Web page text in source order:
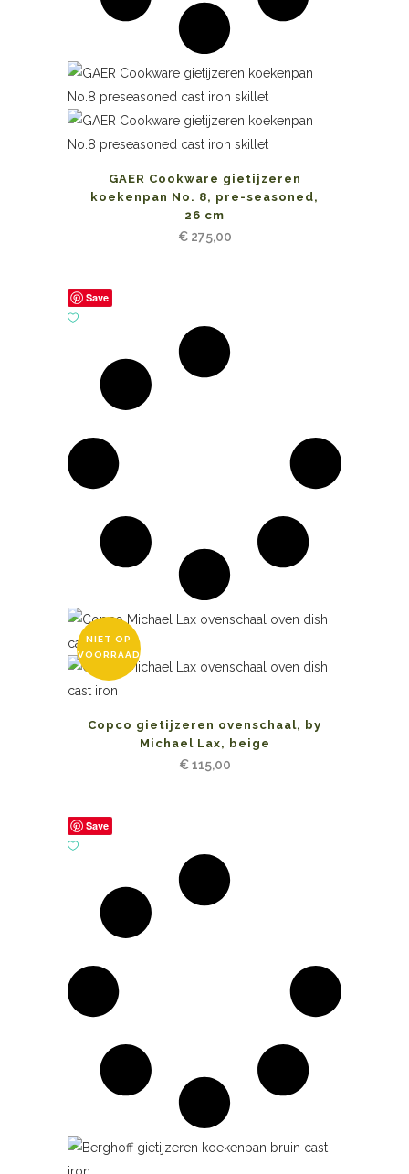
GAER Cookware gietijzeren
koekenpan No. 8, pre-seasoned,
26 cm
€275,00
Save
NIET OP
VOORRAAD
Copco gietijzeren ovenschaal, by
Michael Lax, beige
€115,00
Save